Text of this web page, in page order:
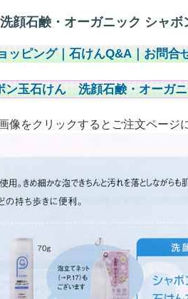
洗顔石鹸・オーガニック シャ
ッピング｜石けんQ&A｜お問合
ン玉石けん 洗顔石鹸・オーガ
像をクリックするとご注文ページ